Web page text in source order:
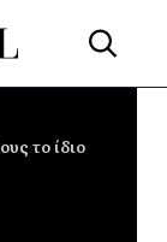
το ίδιο